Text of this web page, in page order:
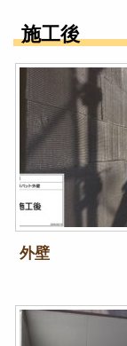
施工後
外壁